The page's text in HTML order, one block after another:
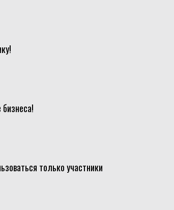
только участники